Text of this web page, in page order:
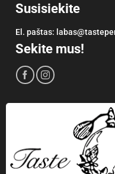
Susisiekite
El. paštas:
Sekite mus!